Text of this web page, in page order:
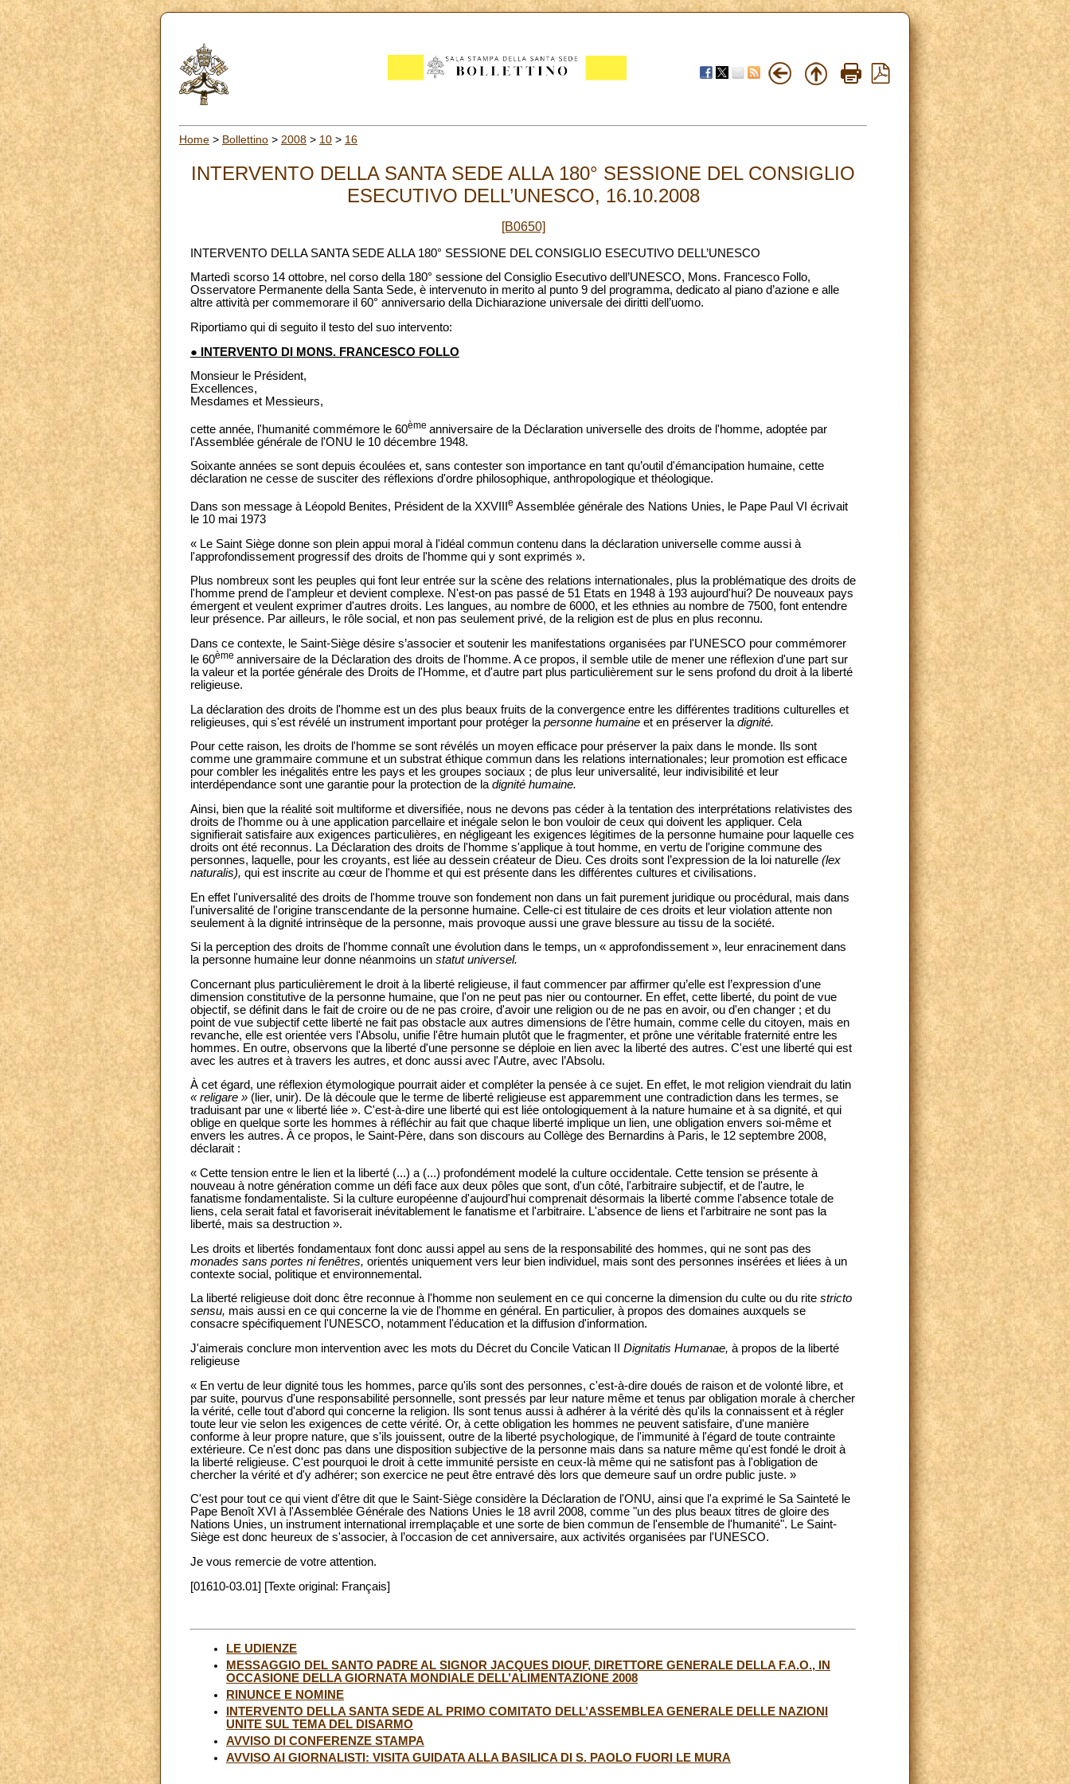
Home > Bollettino > 2008 > 10 > 16
INTERVENTO DELLA SANTA SEDE ALLA 180° SESSIONE DEL CONSIGLIO
ESECUTIVO DELL’UNESCO, 16.10.2008
[B0650]
INTERVENTO DELLA SANTA SEDE ALLA 180° SESSIONE DEL CONSIGLIO ESECUTIVO DELL’UNESCO
Martedì scorso 14 ottobre, nel corso della 180° sessione del Consiglio Esecutivo dell’UNESCO, Mons. Francesco Follo,
Osservatore Permanente della Santa Sede, è intervenuto in merito al punto 9 del programma, dedicato al piano d’azione e alle
altre attività per commemorare il 60° anniversario della Dichiarazione universale dei diritti dell’uomo.
Riportiamo qui di seguito il testo del suo intervento:
● INTERVENTO DI MONS. FRANCESCO FOLLO
Monsieur le Président,
Excellences,
Mesdames et Messieurs,
cette année, l'humanité commémore le 60ème anniversaire de la Déclaration universelle des droits de l'homme, adoptée par
l'Assemblée générale de l'ONU le 10 décembre 1948.
Soixante années se sont depuis écoulées et, sans contester son importance en tant qu’outil d'émancipation humaine, cette
déclaration ne cesse de susciter des réflexions d'ordre philosophique, anthropologique et théologique.
Dans son message à Léopold Benites, Président de la XXVIII e Assemblée générale des Nations Unies, le Pape Paul VI écrivait
le 10 mai 1973
« Le Saint Siège donne son plein appui moral à l'idéal commun contenu dans la déclaration universelle comme aussi à
l'approfondissement progressif des droits de l'homme qui y sont exprimés ».
Plus nombreux sont les peuples qui font leur entrée sur la scène des relations internationales, plus la problématique des droits de
l'homme prend de l'ampleur et devient complexe. N'est-on pas passé de 51 Etats en 1948 à 193 aujourd'hui? De nouveaux pays
émergent et veulent exprimer d'autres droits. Les langues, au nombre de 6000, et les ethnies au nombre de 7500, font entendre
leur présence. Par ailleurs, le rôle social, et non pas seulement privé, de la religion est de plus en plus reconnu.
Dans ce contexte, le Saint-Siège désire s’associer et soutenir les manifestations organisées par l'UNESCO pour commémorer
le 60ème anniversaire de la Déclaration des droits de l'homme. A ce propos, il semble utile de mener une réflexion d'une part sur
la valeur et la portée générale des Droits de l'Homme, et d'autre part plus particulièrement sur le sens profond du droit à la liberté
religieuse.
La déclaration des droits de l'homme est un des plus beaux fruits de la convergence entre les différentes traditions culturelles et
religieuses, qui s'est révélé un instrument important pour protéger la personne humaine et en préserver la dignité.
Pour cette raison, les droits de l'homme se sont révélés un moyen efficace pour préserver la paix dans le monde. Ils sont
comme une grammaire commune et un substrat éthique commun dans les relations internationales; leur promotion est efficace
pour combler les inégalités entre les pays et les groupes sociaux ; de plus leur universalité, leur indivisibilité et leur
interdépendance sont une garantie pour la protection de ladignité humaine.
Ainsi, bien que la réalité soit multiforme et diversifiée, nous ne devons pas céder à la tentation des interprétations relativistes des
droits de l'homme ou à une application parcellaire et inégale selon le bon vouloir de ceux qui doivent les appliquer. Cela
signifierait satisfaire aux exigences particulières, en négligeant les exigences légitimes de la personne humaine pour laquelle ces
droits ont été reconnus. La Déclaration des droits de l'homme s'applique à tout homme, en vertu de l'origine commune des
personnes, laquelle, pour les croyants, est liée au dessein créateur de Dieu. Ces droits sont l’expression de la loi naturelle (lex
naturalis), qui est inscrite au cœur de l'homme et qui est présente dans les différentes cultures et civilisations.
En effet l'universalité des droits de l'homme trouve son fondement non dans un fait purement juridique ou procédural, mais dans
l'universalité de l'origine transcendante de la personne humaine. Celle-ci est titulaire de ces droits et leur violation attente non
seulement à la dignité intrinsèque de la personne, mais provoque aussi une grave blessure au tissu de la société.
Si la perception des droits de l'homme connaît une évolution dans le temps, un « approfondissement », leur enracinement dans
la personne humaine leur donne néanmoins un statut universel.
Concernant plus particulièrement le droit à la liberté religieuse, il faut commencer par affirmer qu’elle est l’expression d'une
dimension constitutive de la personne humaine, que l'on ne peut pas nier ou contourner. En effet, cette liberté, du point de vue
objectif, se définit dans le fait de croire ou de ne pas croire, d'avoir une religion ou de ne pas en avoir, ou d'en changer ; et du
point de vue subjectif cette liberté ne fait pas obstacle aux autres dimensions de l'être humain, comme celle du citoyen, mais en
revanche, elle est orientée vers l'Absolu, unifie l'être humain plutôt que le fragmenter, et prône une véritable fraternité entre les
hommes. En outre, observons que la liberté d'une personne se déploie en lien avec la liberté des autres. C'est une liberté qui est
avec les autres et à travers les autres, et donc aussi avec l'Autre, avec l’Absolu.
À cet égard, une réflexion étymologique pourrait aider et compléter la pensée à ce sujet. En effet, le mot religion viendrait du latin
« religare » (lier, unir). De là découle que le terme de liberté religieuse est apparemment une contradiction dans les termes, se
traduisant par une « liberté liée ». C'est-à-dire une liberté qui est liée ontologiquement à la nature humaine et à sa dignité, et qui
oblige en quelque sorte les hommes à réfléchir au fait que chaque liberté implique un lien, une obligation envers soi-même et
envers les autres. À ce propos, le Saint-Père, dans son discours au Collège des Bernardins à Paris, le 12 septembre 2008,
déclarait :
« Cette tension entre le lien et la liberté (...) a (...) profondément modelé la culture occidentale. Cette tension se présente à
nouveau à notre génération comme un défi face aux deux pôles que sont, d'un côté, l'arbitraire subjectif, et de l'autre, le
fanatisme fondamentaliste. Si la culture européenne d'aujourd'hui comprenait désormais la liberté comme l'absence totale de
liens, cela serait fatal et favoriserait inévitablement le fanatisme et l'arbitraire. L'absence de liens et l'arbitraire ne sont pas la
liberté, mais sa destruction ».
Les droits et libertés fondamentaux font donc aussi appel au sens de la responsabilité des hommes, qui ne sont pas des
monades sans portes ni fenêtres, orientés uniquement vers leur bien individuel, mais sont des personnes insérées et liées à un
contexte social, politique et environnemental.
La liberté religieuse doit donc être reconnue à l'homme non seulement en ce qui concerne la dimension du culte ou du rite stricto
sensu, mais aussi en ce qui concerne la vie de l'homme en général. En particulier, à propos des domaines auxquels se
consacre spécifiquement l'UNESCO, notamment l'éducation et la diffusion d'information.
J'aimerais conclure mon intervention avec les mots du Décret du Concile Vatican II
Dignitatis Humanae, à propos de la liberté
religieuse
« En vertu de leur dignité tous les hommes, parce qu'ils sont des personnes, c'est-à-dire doués de raison et de volonté libre, et
par suite, pourvus d'une responsabilité personnelle, sont pressés par leur nature même et tenus par obligation morale à chercher
la vérité, celle tout d'abord qui concerne la religion. Ils sont tenus aussi à adhérer à la vérité dès qu'ils la connaissent et à régler
toute leur vie selon les exigences de cette vérité. Or, à cette obligation les hommes ne peuvent satisfaire, d'une manière
conforme à leur propre nature, que s'ils jouissent, outre de la liberté psychologique, de l'immunité à l'égard de toute contrainte
extérieure. Ce n'est donc pas dans une disposition subjective de la personne mais dans sa nature même qu'est fondé le droit à
la liberté religieuse. C'est pourquoi le droit à cette immunité persiste en ceux-là même qui ne satisfont pas à l'obligation de
chercher la vérité et d'y adhérer; son exercice ne peut être entravé dès lors que demeure sauf un ordre public juste. »
C'est pour tout ce qui vient d'être dit que le Saint-Siège considère la Déclaration de l'ONU, ainsi que l'a exprimé le Sa Sainteté le
Pape Benoît XVI à l'Assemblée Générale des Nations Unies le 18 avril 2008, comme "un des plus beaux titres de gloire des
Nations Unies, un instrument international irremplaçable et une sorte de bien commun de l'ensemble de l'humanité". Le Saint-
Siège est donc heureux de s'associer, à l’occasion de cet anniversaire, aux activités organisées par l'UNESCO.
Je vous remercie de votre attention.
[01610-03.01] [Texte original: Français]
LE UDIENZE
MESSAGGIO DEL SANTO PADRE AL SIGNOR JACQUES DIOUF, DIRETTORE GENERALE DELLA F.A.O., IN
OCCASIONE DELLA GIORNATA MONDIALE DELL’ALIMENTAZIONE 2008
RINUNCE E NOMINE
INTERVENTO DELLA SANTA SEDE AL PRIMO COMITATO DELL’ASSEMBLEA GENERALE DELLE NAZIONI
UNITE SUL TEMA DEL DISARMO
AVVISO DI CONFERENZE STAMPA
AVVISO AI GIORNALISTI: VISITA GUIDATA ALLA BASILICA DI S. PAOLO FUORI LE MURA